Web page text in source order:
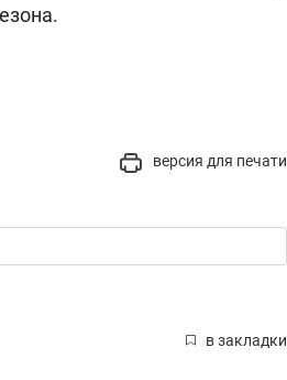
версия для печати
в закладки